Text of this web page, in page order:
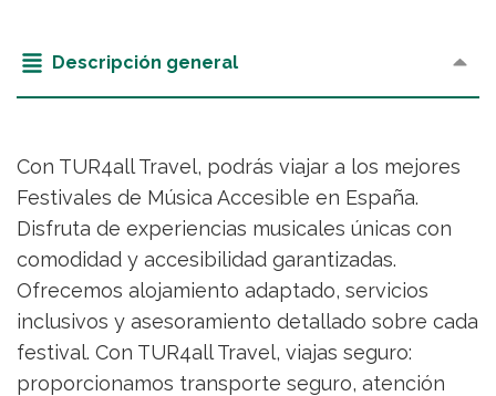
Descripción general
Con TUR4all Travel, podrás viajar a los mejores
Festivales de Música Accesible en España.
Disfruta de experiencias musicales únicas con
comodidad y accesibilidad garantizadas.
Ofrecemos alojamiento adaptado, servicios
inclusivos y asesoramiento detallado sobre cada
festival. Con TUR4all Travel, viajas seguro:
proporcionamos transporte seguro, atención